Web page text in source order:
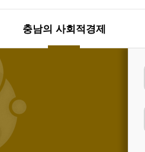
충남의 사회적경제